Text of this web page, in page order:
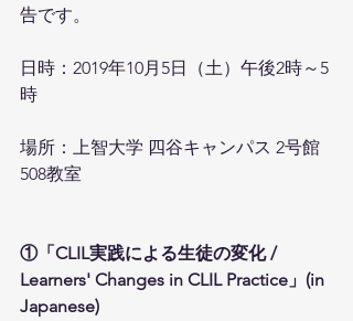
告です。
日時：2019年10月5日（土）午後2時～5
時
場所：上智大学 四谷キャンパス 2号館
508教室
①「CLIL実践による生徒の変化 /
Learners' Changes in CLIL Practice」(in
Japanese)